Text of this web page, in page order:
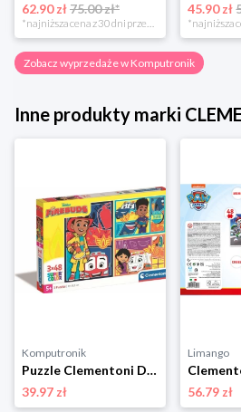
62.90 zł75.00 zł*
*najniższa cena z 30 dni przed obniżką
45.90 zł
Zobacz wyprzedaże w Komputronik
Inne produkty marki
Komputronik
Puzzle Clementoni Disney Firebuds 3 x 48 el. 25283
39.97 zł
Limango
56.79 zł